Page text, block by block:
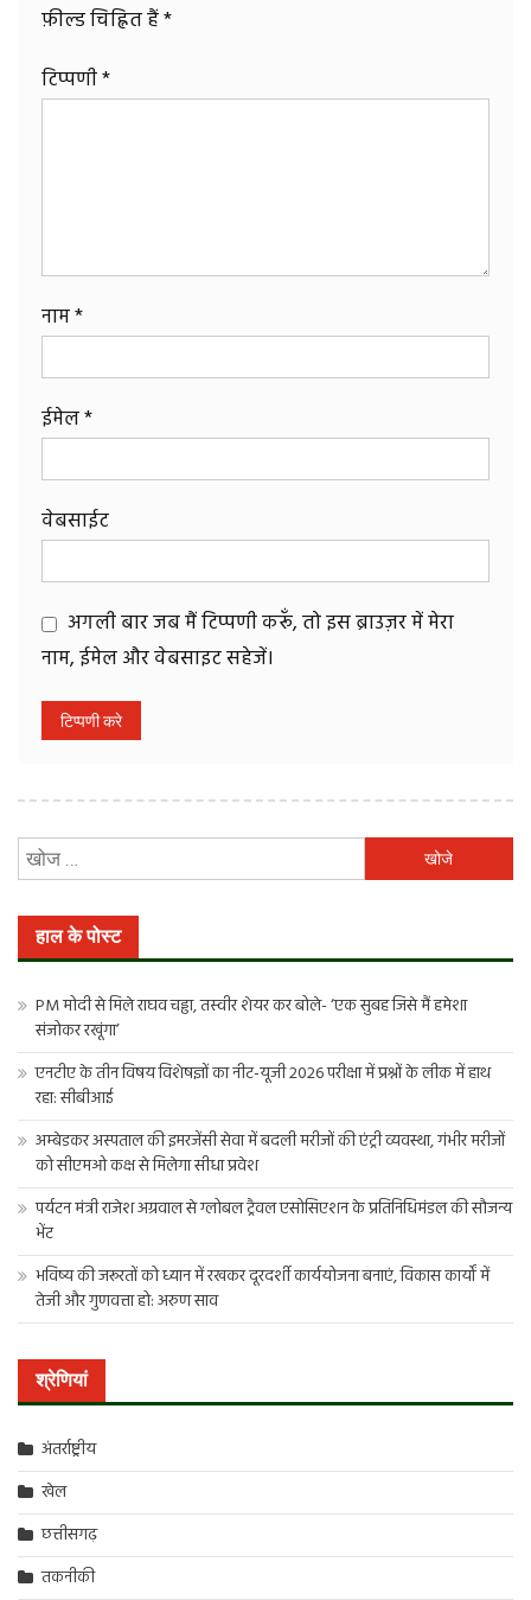
फ़ील्ड चिह्नित हैं*
टिप्पणी*
नाम*
ईमेल*
वेबसाईट
अगली बार जब मैं टिप्पणी करूँ, तो इस ब्राउज़र में मेरा
नाम, ईमेल और वेबसाइट सहेजें।
को
हाल के पोस्ट
PM मोदी से मिले राघव चड्ढा, तस्वीर शेयर कर बोले- ‘एक सुबह जिसे मैं हमेशा
संजोकर रखूंगा’
एनटीए के तीन विषय विशेषज्ञों का नीट-यूजी 2026 परीक्षा में प्रश्नों के लीक में हाथ
रहा: सीबीआई
अम्बेडकर अस्पताल की इमरजेंसी सेवा में बदली मरीजों की एंट्री व्यवस्था, गंभीर मरीजों
को सीएमओ कक्ष से मिलेगा सीधा प्रवेश
पर्यटन मंत्री राजेश अग्रवाल से ग्लोबल ट्रैवल एसोसिएशन के प्रतिनिधिमंडल की सौजन्य
भेंट
भविष्य की जरूरतों को ध्यान में रखकर दूरदर्शी कार्ययोजना बनाएं, विकास कार्यों में
तेजी और गुणवत्ता हो: अरुण साव
श्रेणियां
अंतर्राष्ट्रीय
खेल
छत्तीसगढ़
तकनीकी